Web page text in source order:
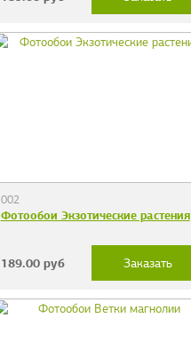
002
Фотообои Экзотические растения
189.00руб Заказать